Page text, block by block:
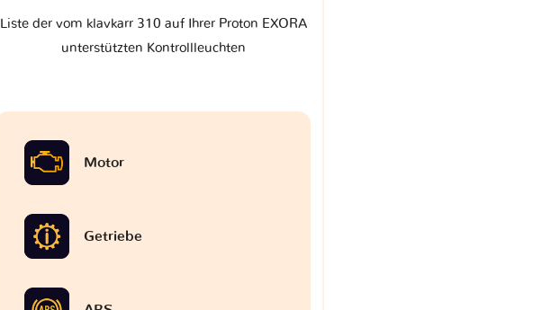
Liste der vom klavkarr 310 auf Ihrer Proton EXORA
unterstützten Kontrollleuchten
Motor
Getriebe